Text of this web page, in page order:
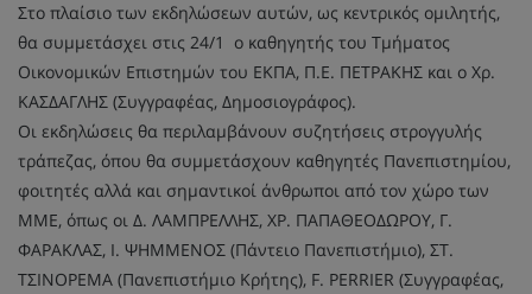
Στο πλαίσιο των εκδηλώσεων αυτών, ως κεντρικός ομιλητής,
θα συμμετάσχει στις 24/1 ο καθηγητής του Τμήματος
Οικονομικών Επιστημών του ΕΚΠΑ, Π.Ε. ΠΕΤΡΑΚΗΣ και ο Χρ.
ΚΑΣΔΑΓΛΗΣ (Συγγραφέας, Δημοσιογράφος).
Οι εκδηλώσεις θα περιλαμβάνουν συζητήσεις στρογγυλής
τράπεζας, όπου θα συμμετάσχουν καθηγητές Πανεπιστημίου,
φοιτητές αλλά και σημαντικοί άνθρωποι από τον χώρο των
ΜΜΕ, όπως οι Δ. ΛΑΜΠΡΕΛΛΗΣ, ΧΡ. ΠΑΠΑΘΕΟΔΩΡΟΥ, Γ.
ΦΑΡΑΚΛΑΣ, Ι. ΨΗΜΜΕΝΟΣ (Πάντειο Πανεπιστήμιο), ΣΤ.
ΤΣΙΝΟΡΕΜΑ (Πανεπιστήμιο Κρήτης), F. PERRIER (Συγγραφέας,